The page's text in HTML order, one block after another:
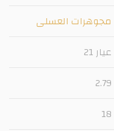
مجوهرات العسلى
عيار 21
2.79
18